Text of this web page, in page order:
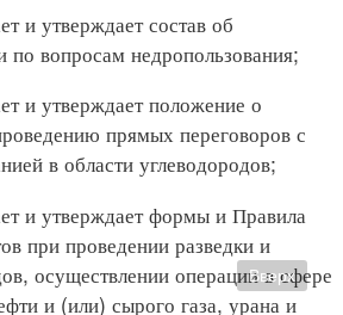
и утверждает состав об
по вопросам недропользования;
и утверждает положение о
прямых переговоров с
в области углеводородов;
и утверждает формы и Правила
при проведении разведки и
осуществлении операции в сфере
и (или) сырого газа, урана и
Вверх